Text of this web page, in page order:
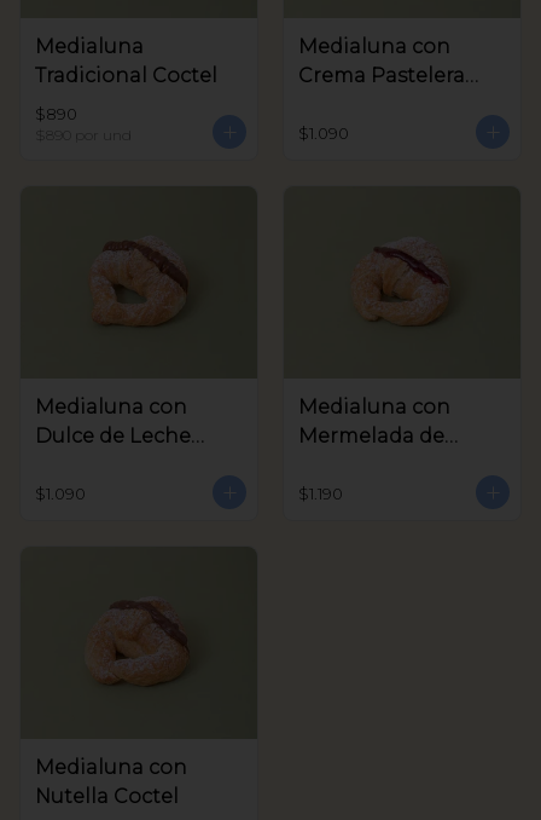
Medialuna
Tradicional Coctel
$890
$890 por und
Medialuna con
Crema Pastelera
$1.090
Medialuna con
Dulce de Leche
$1.090
Medialuna con
Mermelada de
$1.190
Medialuna con
Nutella Coctel